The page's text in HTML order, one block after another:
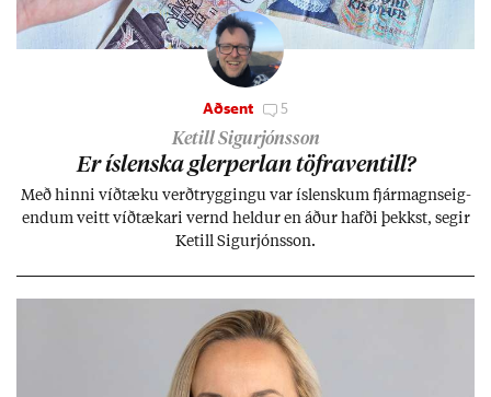
Aðsent 5
Ketill Sigurjónsson
Er ís­lenska glerperl­an töfra­ventill?
Með hinni víð­tæku verð­trygg­ingu var ís­lensk­um fjár­magns­eig­
end­um veitt víð­tæk­ari vernd held­ur en áð­ur hafði þekkst, seg­ir
Ketill Sig­ur­jóns­son.